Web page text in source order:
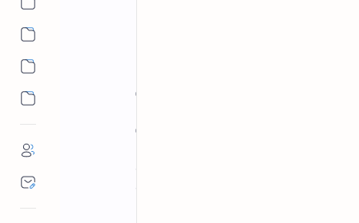
MP
मुरैना में 12वीं अंग्रेजी
रुपये लेकर दे रहे थे
मुरैना में 12वीं अंग्रेजी बोर्ड परीक्षा के दौरान